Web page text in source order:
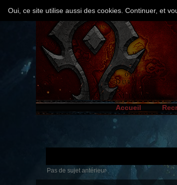
Accueil
Pas de sujet antérieur
Oui, ce site utilise aussi des cookies. Continuer, et